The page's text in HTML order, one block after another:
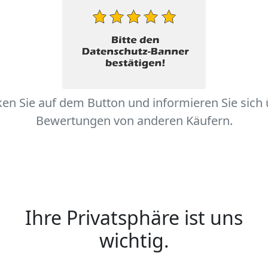
Sie auf dem Button und informieren Sie sich
Bewertungen von anderen Käufern.
Ihre Privatsphäre ist uns
wichtig.